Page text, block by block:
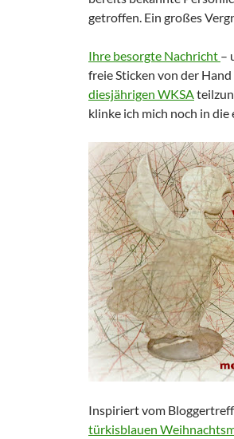
getroffen. Ein großes
Ihre besorgte Nachricht –
freie Sticken von der
diesjährigen WKSA
klinke ich mich noch in die
Inspiriert vom
türkisblauen